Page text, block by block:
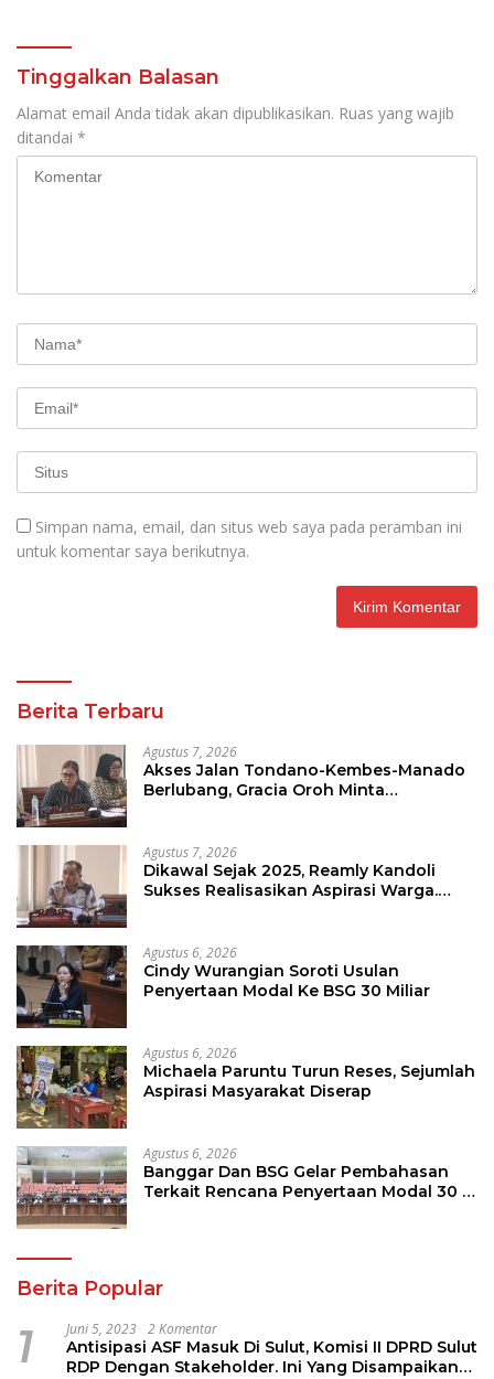
Tinggalkan Balasan
Alamat email Anda tidak akan dipublikasikan. Ruas yang wajib
ditandai *
Simpan nama, email, dan situs web saya pada peramban ini
untuk komentar saya berikutnya.
Berita Terbaru
Agustus 7, 2026
Akses Jalan Tondano-Kembes-Manado
Berlubang, Gracia Oroh Minta
Agustus 7, 2026
Dikawal Sejak 2025, Reamly Kandoli
Sukses Realisasikan Aspirasi Warga.
Agustus 6, 2026
Cindy Wurangian Soroti Usulan
Penyertaan Modal Ke BSG 30 Miliar
Agustus 6, 2026
Michaela Paruntu Turun Reses, Sejumlah
Aspirasi Masyarakat Diserap
Agustus 6, 2026
Banggar Dan BSG Gelar Pembahasan
Terkait Rencana Penyertaan Modal 30 M
Berita Popular
1 Juni 5, 2023 2 Komentar
Antisipasi ASF Masuk Di Sulut, Komisi II DPRD Sulut
RDP Dengan Stakeholder. Ini Yang Disampaikan